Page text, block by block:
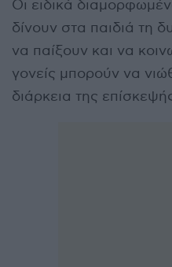
Οι ειδικά
δίνουν στα παιδιά τη
να παίξουν και να
γονείς μπορούν να
διάρκεια της